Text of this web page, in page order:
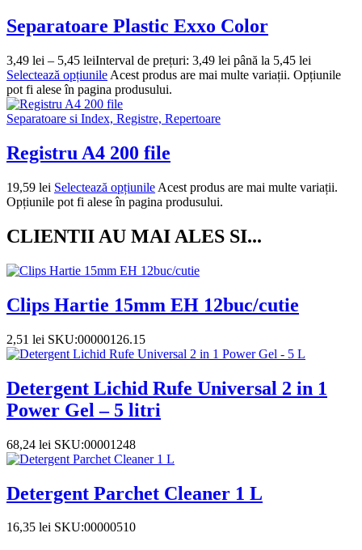
Separatoare Plastic Exxo Color
3,49 lei – 5,45 leiInterval de prețuri: 3,49 lei până la 5,45 lei
Selectează opțiunile Acest produs are mai multe variații. Opțiunile
pot fi alese în pagina produsului.
Separatoare si Index, Registre, Repertoare
Registru A4 200 file
19,59 lei Selectează opțiunile Acest produs are mai multe variații.
Opțiunile pot fi alese în pagina produsului.
CLIENTII AU MAI ALES SI...
Clips Hartie 15mm EH 12buc/cutie
2,51 lei SKU:00000126.15
Detergent Lichid Rufe Universal 2 in 1
Power Gel – 5 litri
68,24 lei SKU:00001248
Detergent Parchet Cleaner 1 L
16,35 lei SKU:00000510